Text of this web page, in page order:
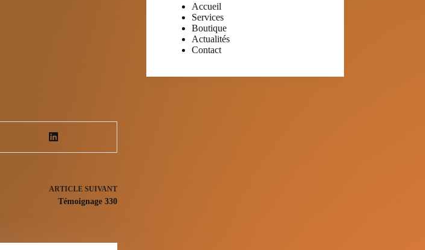
ARTICLESUIVANT
Témoignage 330
Accueil
Services
Boutique
Actualités
Contact